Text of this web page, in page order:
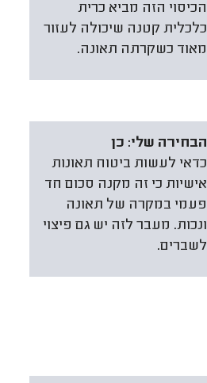
הכיסוי הזה מביא כרית
כלכלית קטנה שיכולה לעזור
מאוד כשקרתה תאונה.
הבחירה שלי: כן
כדאי לעשות ביטוח תאונות
אישיות כי זה מקנה סכום חד
פעמי במקרה של תאונה
ונכות. מעבר לזה יש גם פיצוי
לשברים.